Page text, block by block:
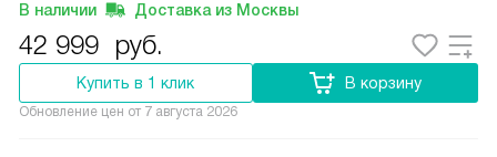
В наличии Доставка из Москвы
42 999 руб.
Купить в 1 клик В корзину
Обновление цен от 7 августа 2026